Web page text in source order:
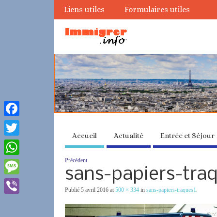
Liens utiles Formulaires utiles
Accueil Actualité Entrée et Séjour
Précédent
sans-papiers-
Publié 5 avril 2016 at500 × 334 insans-papiers-traques1
Facebook
Twitter
WhatsApp
Message